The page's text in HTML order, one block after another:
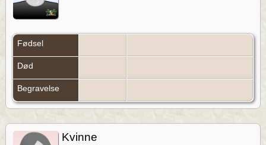
Fødsel
Død
Begravelse
Kvinne